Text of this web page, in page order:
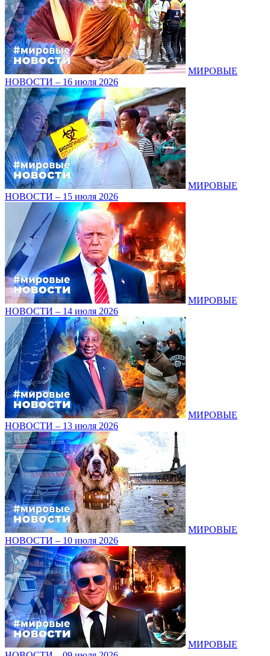
МИРОВЫЕ
НОВОСТИ – 16 июля 2026
МИРОВЫЕ
НОВОСТИ – 15 июля 2026
МИРОВЫЕ
НОВОСТИ – 14 июля 2026
МИРОВЫЕ
НОВОСТИ – 13 июля 2026
МИРОВЫЕ
НОВОСТИ – 10 июля 2026
МИРОВЫЕ